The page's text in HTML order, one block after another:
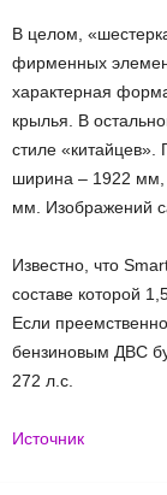
В целом,
фирменных
характерная
крылья. В
стиле
ширина – 1922 мм,
мм. Изображений
Известно, что
составе которой
Если
бензиновым ДВС
272 л.с.
Источник